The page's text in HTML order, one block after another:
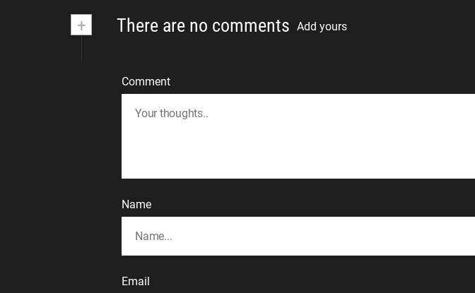
+ There are no comments Add yours
Comment
Name
Email